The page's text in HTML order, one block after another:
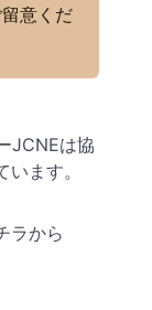
意くだ
JCNEは協
ます。
ラから